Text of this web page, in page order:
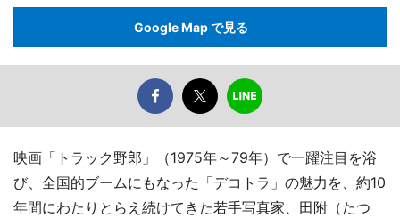
Google Map で見る
映画「トラック野郎」（1975年～79年）で一躍注目を浴
び、全国的ブームにもなった「デコトラ」の魅力を、約10
年間にわたりとらえ続けてきた若手写真家、田附（たつ